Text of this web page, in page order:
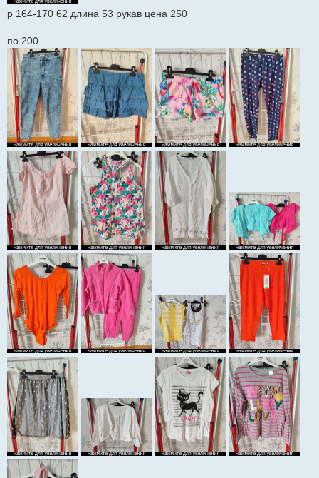
р 164-170 62 длина 53 рукав цена 250
по 200